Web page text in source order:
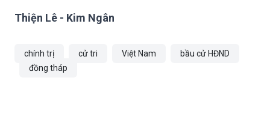
Thiện Lê - Kim Ngân
chính trị cử tri Việt Nam
bầu cử HĐND
đồng tháp